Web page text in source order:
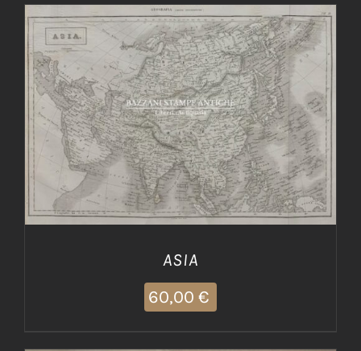
AGGIUNGI AL CARRELLO / DETTAGLI
ASIA
60,00 €